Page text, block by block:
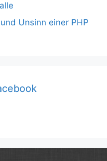
Unsinn einer PHP